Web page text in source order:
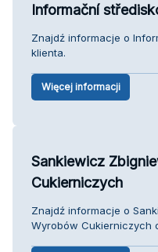
Informační
Znajdź informacje o
klienta.
Więcej informacji
Sankiewicz
Cukierniczych
Znajdź informacje o
Wyrobów Cukierniczych